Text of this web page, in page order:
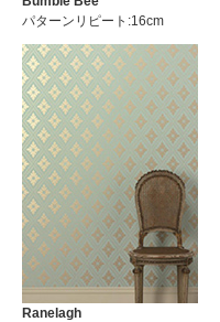
パターンリピート:16cm
Ranelagh